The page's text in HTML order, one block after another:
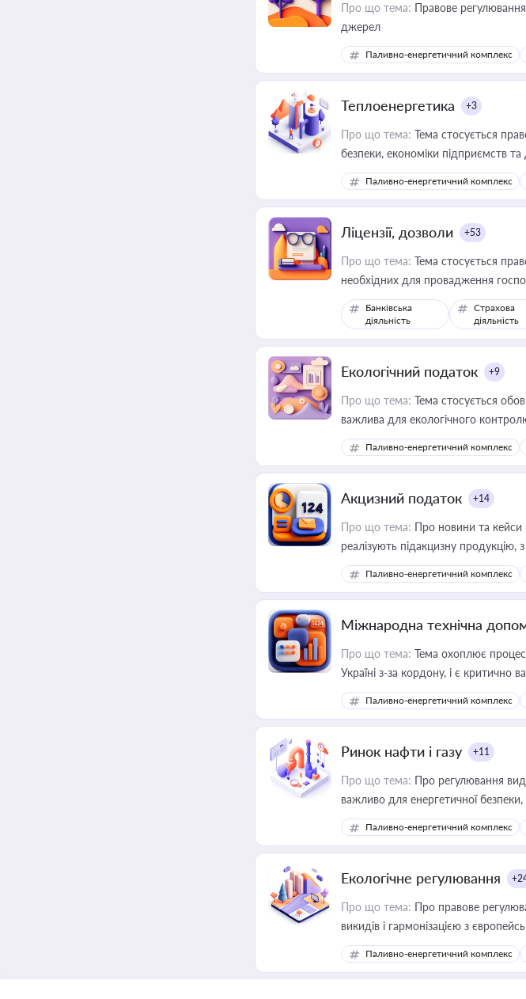
Про що тема: Правове
джерел
Паливно-енергетичний комплекс
Теплоенергетика +3
Про що тема: Тема стосується
безпеки, економіки підприємств
Паливно-енергетичний комплекс
Ліцензії, дозволи +53
Про що тема: Тема стосується
необхідних для провадження
Банківська
діяльність
Страхова
діяльність
Екологічний податок +9
Про що тема: Тема стосується
важлива для екологічного
законодавства
Паливно-енергетичний комплекс
Акцизний податок +14
Про що тема: Про новини та кейси
реалізують підакцизну
Паливно-енергетичний комплекс
Міжнародна технічна
Про що тема: Тема охоплює
Україні з-за кордону, і є
інфраструктурних проєктів
Паливно-енергетичний комплекс
Ринок нафти і газу +11
Про що тема: Про регулювання
важливо для енергетичної безпеки,
Паливно-енергетичний комплекс
Екологічне регулювання
Про що тема: Про правове
викидів і гармонізацією з
Паливно-енергетичний комплекс